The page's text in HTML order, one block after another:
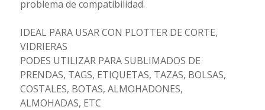
problema de compatibilidad.
IDEAL PARA USAR CON PLOTTER DE CORTE,
VIDRIERAS
PODES UTILIZAR PARA SUBLIMADOS DE
PRENDAS, TAGS, ETIQUETAS, TAZAS, BOLSAS,
COSTALES, BOTAS, ALMOHADONES,
ALMOHADAS, ETC